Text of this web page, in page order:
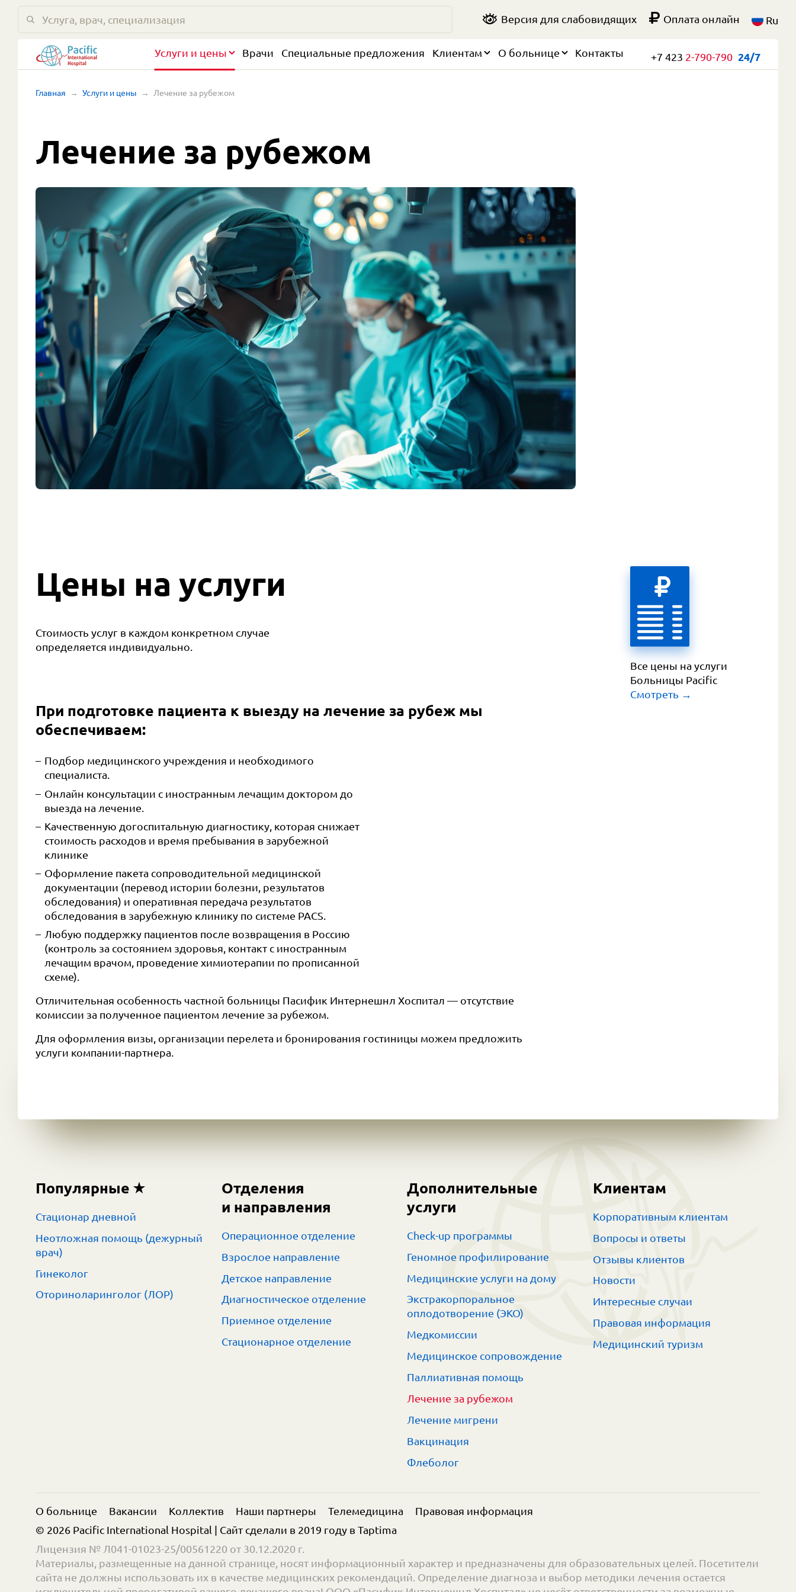
Версия для слабовидящих Оплата онлайн Ru
Услуги и цены Врачи Специальные предложения Клиентам О больнице Контакты +7 423 2-790-790 24/7
Главная Услуги и цены Лечение за рубежом
Лечение за рубежом
Цены на услуги
Стоимость услуг в каждом конкретном случае
определяется индивидуально.
Все цены на услуги
Больницы Pacific
Смотреть →
При подготовке пациента к выезду на лечение за рубеж мы
обеспечиваем:
Подбор медицинского учреждения и необходимого
специалиста.
Онлайн консультации с иностранным лечащим доктором до
выезда на лечение.
Качественную догоспитальную диагностику, которая снижает
стоимость расходов и время пребывания в зарубежной
клинике
Оформление пакета сопроводительной медицинской
документации (перевод истории болезни, результатов
обследования) и оперативная передача результатов
обследования в зарубежную клинику по системе PACS.
Любую поддержку пациентов после возвращения в Россию
(контроль за состоянием здоровья, контакт с иностранным
лечащим врачом, проведение химиотерапии по прописанной
схеме).
Отличительная особенность частной больницы Пасифик Интернешнл Хоспитал — отсутствие
комиссии за полученное пациентом лечение за рубежом.
Для оформления визы, организации перелета и бронирования гостиницы можем предложить
услуги компании-партнера.
Популярные
Стационар дневной
Неотложная помощь (дежурный
врач)
Гинеколог
Оториноларинголог (ЛОР)
Отделения
и направления
Операционное отделение
Взрослое направление
Детское направление
Диагностическое отделение
Приемное отделение
Стационарное отделение
Дополнительные
услуги
Check-up программы
Геномное профилирование
Медицинские услуги на дому
Экстракорпоральное
оплодотворение (ЭКО)
Медкомиссии
Медицинское сопровождение
Паллиативная помощь
Лечение за рубежом
Лечение мигрени
Вакцинация
Флеболог
Клиентам
Корпоративным клиентам
Вопросы и ответы
Отзывы клиентов
Новости
Интересные случаи
Правовая информация
Медицинский туризм
О больнице Вакансии Коллектив Наши партнеры Телемедицина
Правовая информация
© 2026 Pacific International Hospital | Сайт сделали в 2019 году в Taptima
Лицензия № Л041-01023-25/00561220 от 30.12.2020 г.
Материалы, размещенные на данной странице, носят информационный характер и предназначены для образовательных целей. Посетители
сайта не должны использовать их в качестве медицинских рекомендаций. Определение диагноза и выбор методики лечения остается